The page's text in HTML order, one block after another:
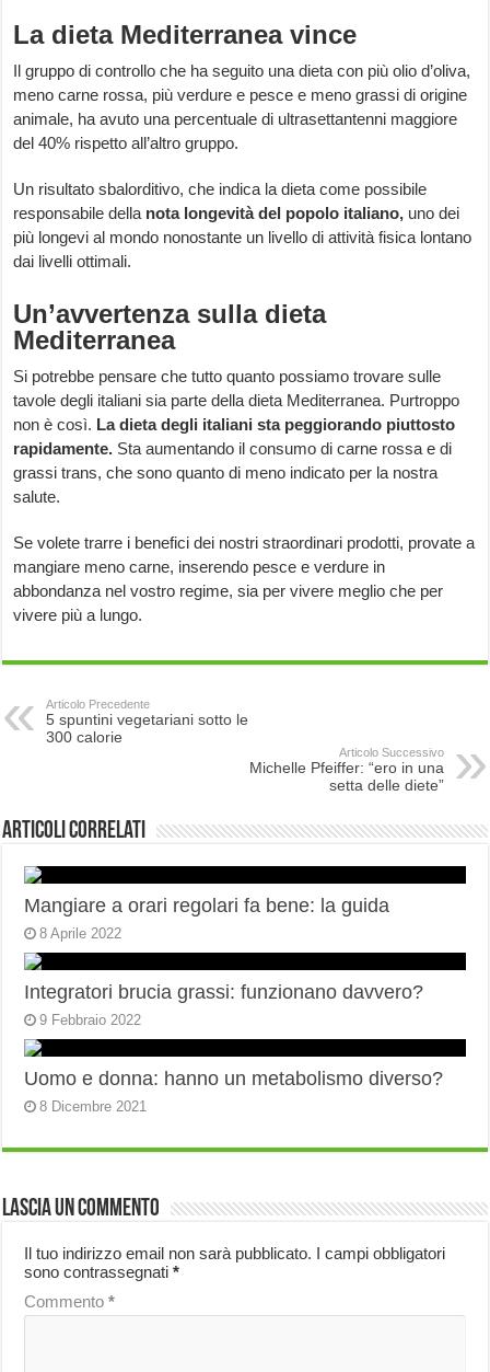
La dieta Mediterranea vince
Il gruppo di controllo che ha seguito una dieta con più olio d’oliva,
meno carne rossa, più verdure e pesce e meno grassi di origine
animale, ha avuto una percentuale di ultrasettantenni maggiore
del 40% rispetto all’altro gruppo.
Un risultato sbalorditivo, che indica la dieta come possibile
responsabile della nota longevità del popolo italiano, uno dei
più longevi al mondo nonostante un livello di attività fisica lontano
dai livelli ottimali.
Un’avvertenza sulla dieta
Mediterranea
Si potrebbe pensare che tutto quanto possiamo trovare sulle
tavole degli italiani sia parte della dieta Mediterranea. Purtroppo
non è così. La dieta degli italiani sta peggiorando piuttosto
rapidamente. Sta aumentando il consumo di carne rossa e di
grassi trans, che sono quanto di meno indicato per la nostra
salute.
Se volete trarre i benefici dei nostri straordinari prodotti, provate a
mangiare meno carne, inserendo pesce e verdure in
abbondanza nel vostro regime, sia per vivere meglio che per
vivere più a lungo.
Articolo Precedente
5 spuntini vegetariani sotto le
300 calorie
Articolo Successivo
Michelle Pfeiffer: “ero in una
setta delle diete”
Articoli correlati
Mangiare a orari regolari fa bene: la guida
8 Aprile 2022
Integratori brucia grassi: funzionano davvero?
9 Febbraio 2022
Uomo e donna: hanno un metabolismo diverso?
8 Dicembre 2021
Lascia un commento
Il tuo indirizzo email non sarà pubblicato. I campi obbligatori
sono contrassegnati*
Commento*